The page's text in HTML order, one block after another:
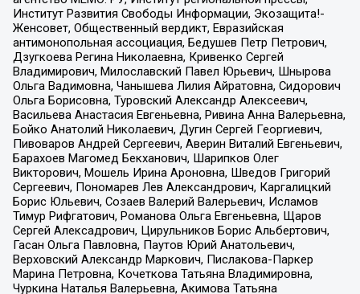
Институт Развития Свободы Информации, Экозащита!-
Женсовет, Общественный вердикт, Евразийская
антимонопольная ассоциация, Бедушев Петр Петрович,
Дзугкоева Регина Николаевна, Кривенко Сергей
Владимирович, Милославский Павел Юрьевич, Шнырова
Ольга Вадимовна, Чанышева Лилия Айратовна, Сидорович
Ольга Борисовна, Туровский Александр Алексеевич,
Васильева Анастасия Евгеньевна, Ривина Анна Валерьевна,
Бойко Анатолий Николаевич, Дугин Сергей Георгиевич,
Пивоваров Андрей Сергеевич, Аверин Виталий Евгеньевич,
Барахоев Магомед Бекханович, Шарипков Олег
Викторович, Мошель Ирина Ароновна, Шведов Григорий
Сергеевич, Пономарев Лев Александрович, Каргалицкий
Борис Юльевич, Созаев Валерий Валерьевич, Исламов
Тимур Рифгатович, Романова Ольга Евгеньевна, Щаров
Сергей Алексадрович, Цирульников Борис Альбертович,
Гасан Ольга Павловна, Паутов Юрий Анатольевич,
Верховский Александр Маркович, Пислакова-Паркер
Марина Петровна, Кочеткова Татьяна Владимировна,
Чуркина Наталья Валерьевна, Акимова Татьяна